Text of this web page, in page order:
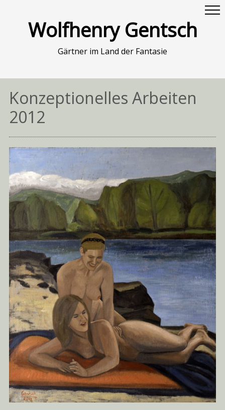
Wolfhenry Gentsch
Gärtner im Land der Fantasie
Konzeptionelles Arbeiten
2012